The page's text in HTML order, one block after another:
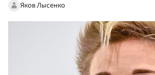
Яков Лысенко